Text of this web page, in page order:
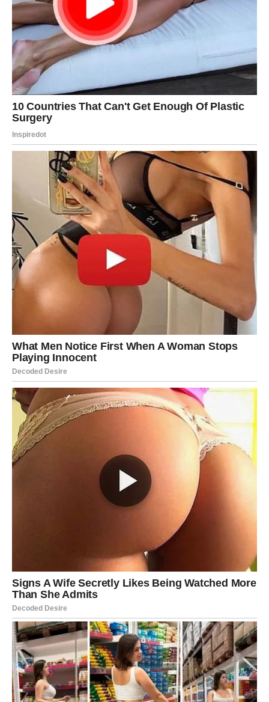
Nedelja vam donosi potrebu da vratite ravnotežu,
posebno ako ste poslednjih dana previše ugađali drugima
i potiskivali svoje potrebe. U ljubavi, moguće je smirenje
nakon napetosti, ili razgovor koji vraća harmoniju, ali
samo ako budete iskreni i nećete se praviti da je sve u
redu dok nije. Ako ste u vezi, danas je dan da se
dogovorite, da se razumete, da se vratite jedno drugom.
Slobodne Vage mogu privući osobu koja deluje
elegantno, smireno i kulturno, ali iza toga može biti jaka
emocija. Finansijski, pazite na impuls: imate tendenciju da
kupovinom lečite emotivnu prazninu, pa je bolje da
uložite u nešto što vam donosi dugoročnu radost.
Poslovno, može se pojaviti ideja o novom pravcu ili
saradnji – sačuvajte je, jer će u narednim danima dobiti
smisao.
Poruka dana:
Mir nije ćutanje – mir je istina izgovorena
nežno.
ŠKORPIJA
Vaša intuicija je danas oštra, a emocije duboke, pa
možete tačno osetiti šta se dešava čak i kada niko ništa
ne kaže. U ljubavi, mogući su intenzivni razgovori,
priznanja ili osećaj da se nešto u odnosu menja, i to može
biti veoma dobro, ali samo ako ne krenete u kontrolu i
testiranje. Ako ste u vezi, dan je idealan za duboku
bliskost, za iskrenost, za razgovor koji vas povezuje jače
nego ranije. Slobodne Škorpije mogu doživeti snažnu
privlačnost, ali pazite da vas ne povuče priča koja nema
stabilan temelj – vi ne želite prolazno, vi želite istinu.
Poslovno, dobijate dobar instinkt za odluku koja vas muči;
finansijski, moguće je da razmišljate o naplati, povratu ili
nekom dogovoru – danas planirajte, a realizujte u
Poruka dana:Istina neće uvek biti laka, ali će vas
osloboditi.
STRELAC
Nedelja vam donosi potrebu za širinom, slobodom i